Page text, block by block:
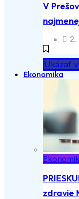
V
2.
Ukázať
Ekonomika
zdravie